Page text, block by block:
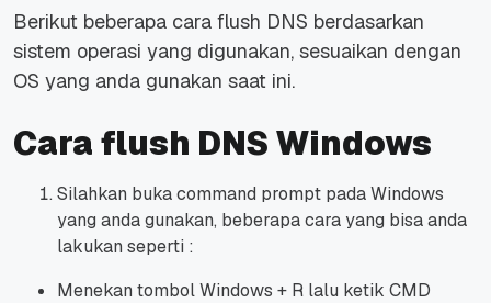
Berikut beberapa cara flush DNS berdasarkan
sistem operasi yang digunakan, sesuaikan dengan
OS yang anda gunakan saat ini.
Cara flush DNS Windows
Silahkan buka command prompt pada Windows
yang anda gunakan, beberapa cara yang bisa anda
lakukan seperti :
Menekan tombol Windows + R lalu ketik CMD